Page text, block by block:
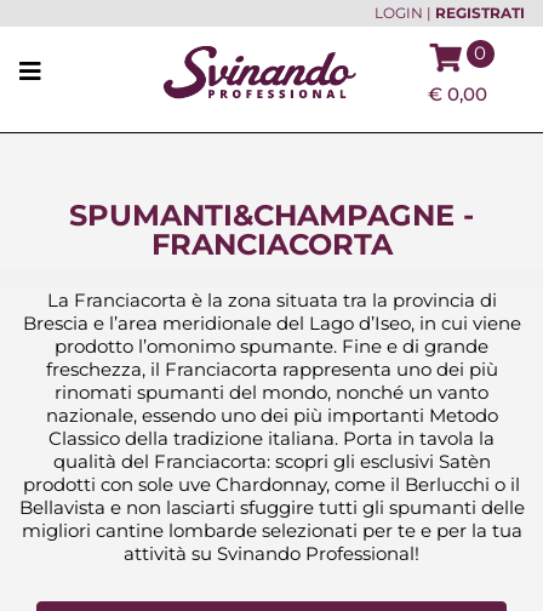
LOGIN | REGISTRATI
0
€ 0,00
SPUMANTI&CHAMPAGNE -
FRANCIACORTA
La Franciacorta è la zona situata tra la provincia di
Brescia e l’area meridionale del Lago d’Iseo, in cui viene
prodotto l’omonimo spumante. Fine e di grande
freschezza, il Franciacorta rappresenta uno dei più
rinomati spumanti del mondo, nonché un vanto
nazionale, essendo uno dei più importanti Metodo
Classico della tradizione italiana. Porta in tavola la
qualità del Franciacorta: scopri gli esclusivi Satèn
prodotti con sole uve Chardonnay, come il Berlucchi o il
Bellavista e non lasciarti sfuggire tutti gli spumanti delle
migliori cantine lombarde selezionati per te e per la tua
attività su Svinando Professional!